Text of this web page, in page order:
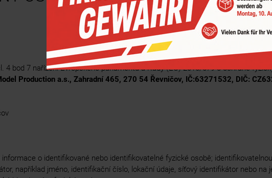
4 bod 7 nařízení Evropského parlamentu a Rady (EU) 2016/679 o ochraně
Production a.s., Zahradní 465, 270 54 Řevničov, IČ:63271532, DIČ:
o identifikované nebo identifikovatelné fyzické osobě;
například jméno, identifikační číslo, lokační údaje, síťový identifikátor nebo